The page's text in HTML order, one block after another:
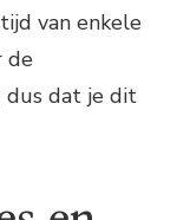
van enkele
de
dus dat je dit